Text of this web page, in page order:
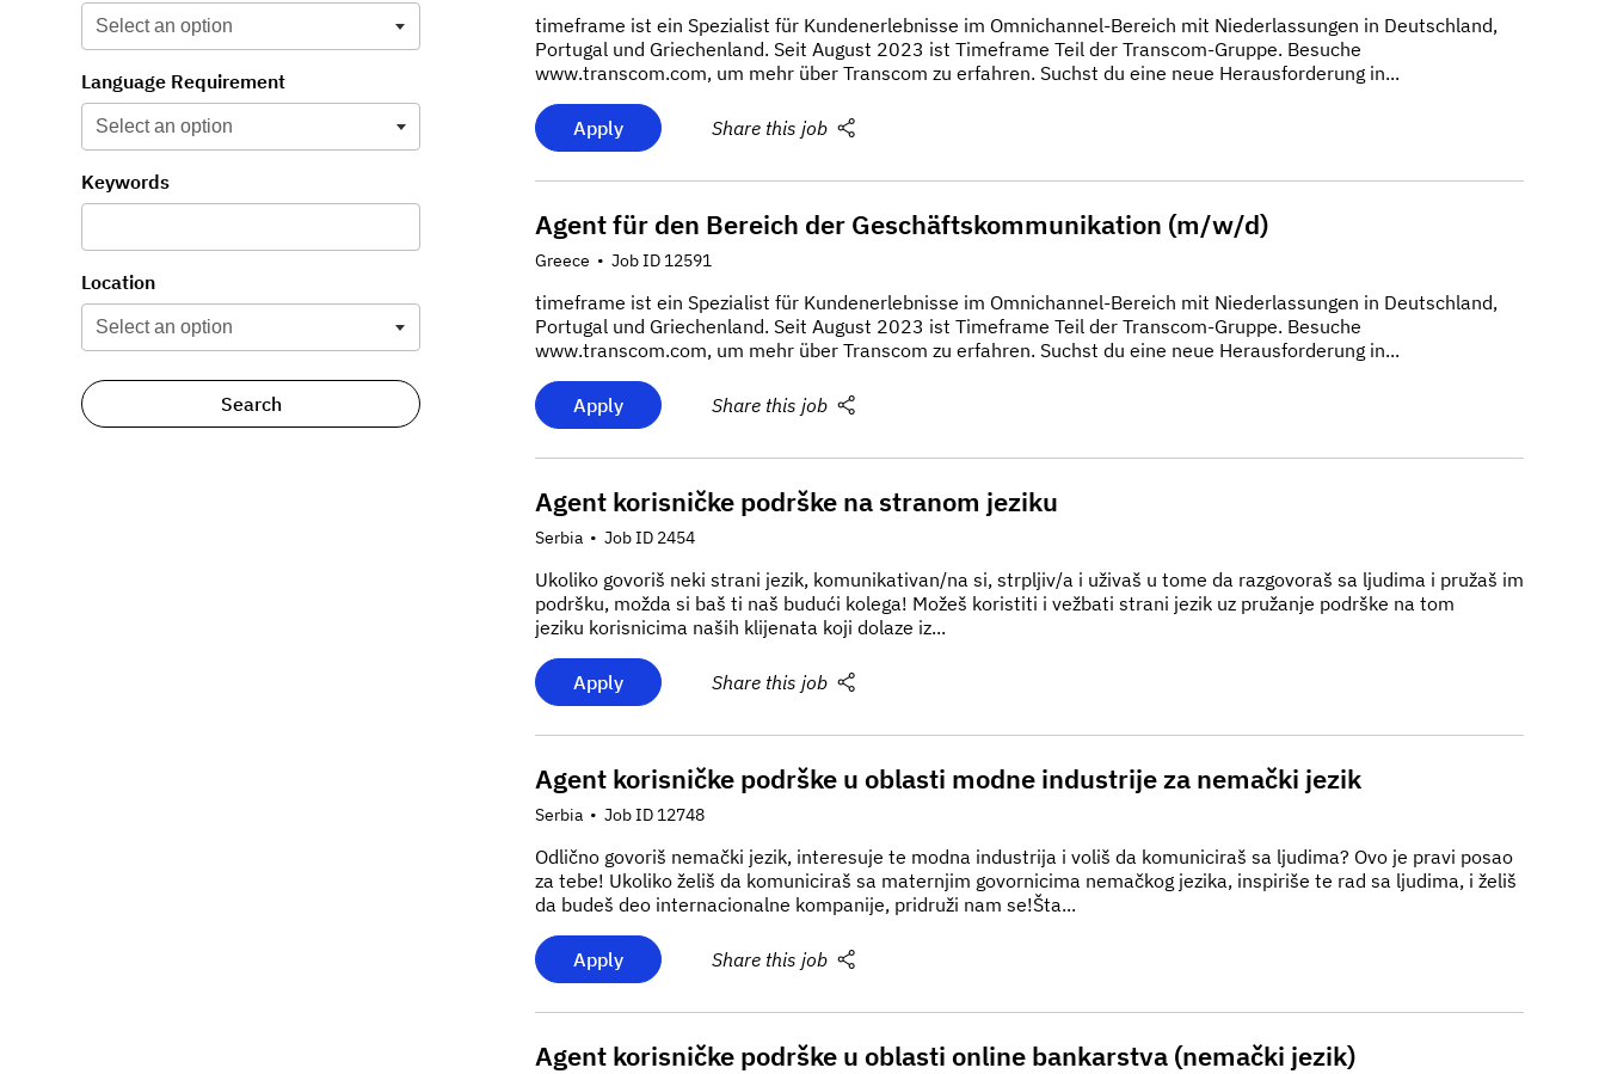
Select an option
Language Requirement
Keywords
LocationSelect an option
Select an option
Search
timeframe ist ein Spezialist für Kundenerlebnisse im Omnichannel-Bereich mit Niederlassungen in Deutschland,
Portugal und Griechenland. Seit August 2023 ist Timeframe Teil der Transcom-Gruppe. Besuche
www.transcom.com, um mehr über Transcom zu erfahren. Suchst du eine neue Herausforderung in...
Apply Share this job
Agent für den Bereich der Geschäftskommunikation (m/w/d)
Greece • Job ID 12591
timeframe ist ein Spezialist für Kundenerlebnisse im Omnichannel-Bereich mit Niederlassungen in Deutschland,
Portugal und Griechenland. Seit August 2023 ist Timeframe Teil der Transcom-Gruppe. Besuche
www.transcom.com, um mehr über Transcom zu erfahren. Suchst du eine neue Herausforderung in...
Apply Share this job
Agent korisničke podrške na stranom jeziku
Serbia • Job ID 2454
Ukoliko govoriš neki strani jezik, komunikativan/na si, strpljiv/a i uživaš u tome da razgovoraš sa ljudima i pružaš im
podršku, možda si baš ti naš budući kolega! Možeš koristiti i vežbati strani jezik uz pružanje podrške na tom
jeziku korisnicima naših klijenata koji dolaze iz...
Apply Share this job
Agent korisničke podrške u oblasti modne industrije za nemački jezik
Serbia • Job ID 12748
Odlično govoriš nemački jezik, interesuje te modna industrija i voliš da komuniciraš sa ljudima? Ovo je pravi posao
za tebe! Ukoliko želiš da komuniciraš sa maternjim govornicima nemačkog jezika, inspiriše te rad sa ljudima, i želiš
da budeš deo internacionalne kompanije, pridruži nam se!Šta...
Apply Share this job
Agent korisničke podrške u oblasti online bankarstva (nemački jezik)